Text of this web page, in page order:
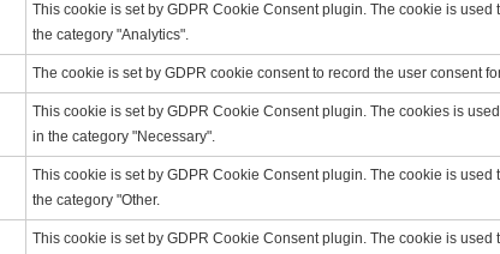
This cookie is set by GDPR Cookie Consent plugin. The cookie is used
the category "Analytics".
The cookie is set by GDPR cookie consent to record the user consent
This cookie is set by GDPR Cookie Consent plugin. The cookies is
in the category "Necessary".
This cookie is set by GDPR Cookie Consent plugin. The cookie is used
the category "Other.
This cookie is set by GDPR Cookie Consent plugin. The cookie is used